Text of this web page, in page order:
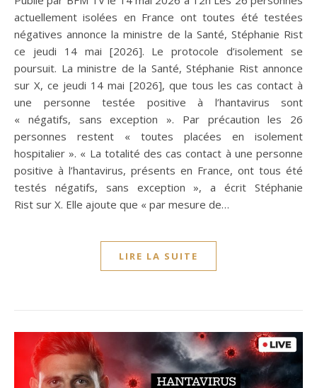
actuellement isolées en France ont toutes été testées
négatives annonce la ministre de la Santé, Stéphanie Rist
ce jeudi 14 mai [2026]. Le protocole d’isolement se
poursuit. La ministre de la Santé, Stéphanie Rist annonce
sur X, ce jeudi 14 mai [2026], que tous les cas contact à
une personne testée positive à l’hantavirus sont
« négatifs, sans exception ». Par précaution les 26
personnes restent « toutes placées en isolement
hospitalier ». « La totalité des cas contact à une personne
positive à l’hantavirus, présents en France, ont tous été
testés négatifs, sans exception », a écrit Stéphanie
Rist sur X. Elle ajoute que « par mesure de…
LIRE LA SUITE